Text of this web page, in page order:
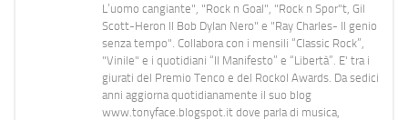
L’uomo cangiante", "Rock n Goal", "Rock n Spor"t, Gil
Scott-Heron Il Bob Dylan Nero" e "Ray Charles- Il genio
senza tempo". Collabora con i mensili “Classic Rock”,
"Vinile" e i quotidiani “Il Manifesto” e “Libertà”. E' tra i
giurati del Premio Tenco e del Rockol Awards. Da sedici
anni aggiorna quotidianamente il suo blog
www.tonyface.blogspot.it dove parla di musica,